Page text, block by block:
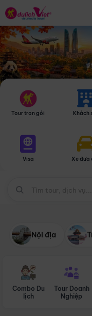
Tour trọn gói Khách
Visa Xe đưa
Nội địa
Combo Du
lịch
Tour Doanh
Nghiệp